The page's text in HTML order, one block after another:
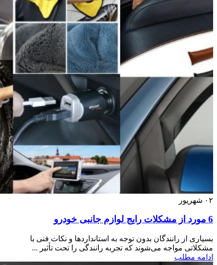
۰۲ شهریور
6 مورد از مشکلات رایج لوازم جانبی خودرو
بسیاری از رانندگان بدون توجه به استانداردها و نکات فنی با
مشکلاتی مواجه می‌شوند که تجربه رانندگی را تحت تأثیر ...
ادامه مطلب